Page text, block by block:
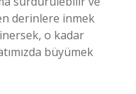
derinlere inmek
o kadar
büyümek